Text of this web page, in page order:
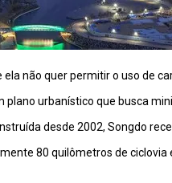
não quer permitir o uso de
plano urbanístico que busca
desde 2002, Songdo
80 quilômetros de ciclovia